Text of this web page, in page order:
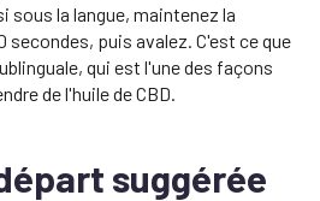
sous la langue, maintenez la
secondes, puis avalez. C'est ce que
qui est l'une des façons
de l'huile de CBD.
suggérée